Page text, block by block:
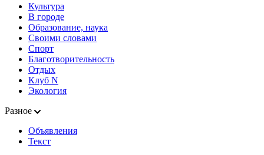
Культура
В городе
Образование, наука
Своими словами
Спорт
Благотворительность
Отдых
Клуб N
Экология
Разное
Объявления
Текст